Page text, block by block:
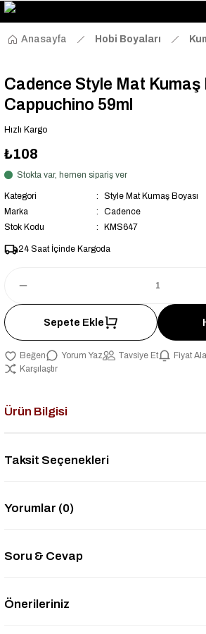
Size Özel "HG10" Kodu ile Sepette Hemen
Kaçırmayın!
Anasayfa
Hobi Boyaları
Cadence Style Mat Kumaş
Cappuchino 59ml
Hızlı Kargo
₺108
Stokta var, hemen sipariş ver
Kategori
Style Mat Kumaş Boyası
Marka
Cadence
Stok Kodu
KMS647
24 Saat İçinde Kargoda
Sepete Ekle
Yorum Yaz Tavsiye Et Fiyat
Karşılaştır
Ürün Bilgisi
Taksit Seçenekleri
Yorumlar (0)
Soru & Cevap
Önerileriniz